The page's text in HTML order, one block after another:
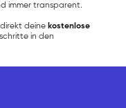
immer transparent.
deine kostenlose
in den